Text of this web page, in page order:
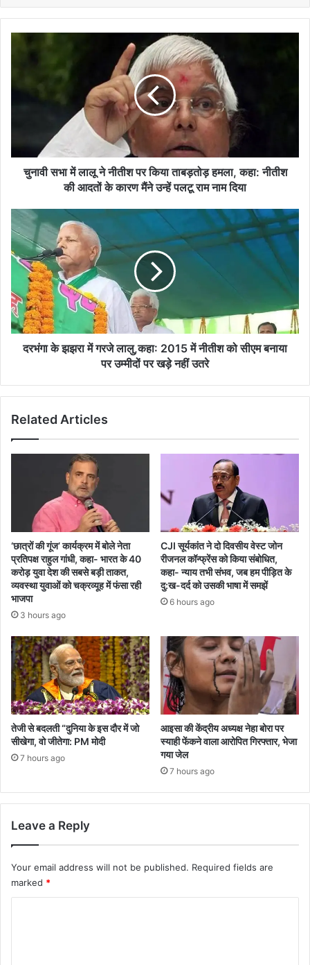
चुनावी
ताबड़तोड़
हमला,
आदतों
के
कारण
पलटू
राम
नाम
दिया
चुनावी सभा में लालू ने नीतीश पर किया ताबड़तोड़ हमला, कहा: नीतीश
की आदतों के कारण मैंने उन्हें पलटू राम नाम दिया
दरभंगा
के
झझरा
में
गरजे
लालु,कहा:
2015
में
नीतीश
पर
दरभंगा के झझरा में गरजे लालु,कहा: 2015 में नीतीश को सीएम बनाया
पर उम्मीदों पर खड़े नहीं उतरे
Related Articles
‘छात्रों की गूंज’ कार्यक्रम में बोले नेता
प्रतिपक्ष राहुल गांधी, कहा- भारत के 40
करोड़ युवा देश की सबसे बड़ी ताकत,
व्यवस्था युवाओं को चक्रव्यूह में फंसा रही
भाजपा
3 hours ago
CJI सूर्यकांत ने दो दिवसीय वेस्ट जोन
रीजनल कॉन्फ्रेंस को किया संबोधित,
कहा- न्याय तभी संभव, जब हम पीड़ित के
दु:ख-दर्द को उसकी भाषा में समझें
6 hours ago
तेजी से बदलती “दुनिया के इस दौर में जो
सीखेगा, वो जीतेगा: PM मोदी
7 hours ago
आइसा की केंद्रीय अध्यक्ष नेहा बोरा पर
स्याही फेंकने वाला आरोपित गिरफ्तार, भेजा
गया जेल
7 hours ago
Leave a Reply
Your email address will not be published. Required fields are
marked *